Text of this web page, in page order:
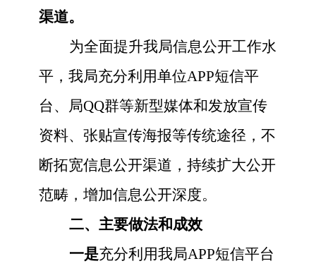
渠道。
为全面提升我局信息公开工作水
平，我局充分利用单位APP短信平
台、局QQ群等新型媒体和发放宣传
资料、张贴宣传海报等传统途径，不
断拓宽信息公开渠道，持续扩大公开
范畴，增加信息公开深度。
二、主要做法和成效
一是充分利用我局APP短信平台